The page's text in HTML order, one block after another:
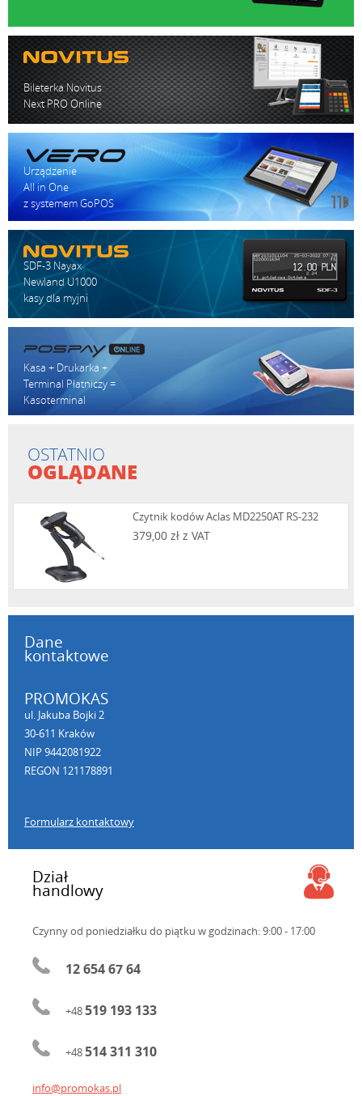
Bileterka Novitus
Next PRO Online
Urządzenie
All in One
z systemem GoPOS
SDF-3 Nayax
Newland U1000
kasy dla myjni
Kasa + Drukarka +
Terminal Płatniczy =
Kasoterminal
OSTATNIO
OGLĄDANE
Czytnik kodów Aclas MD2250AT RS-232
379,00 zł z VAT
Dane
kontaktowe
PROMOKAS
ul. Jakuba Bojki 2
30-611 Kraków
NIP 9442081922
REGON 121178891
Formularz kontaktowy
Dział
handlowy
Czynny od poniedziałku do piątku w godzinach: 9:00 - 17:00
12 654 67 64
+48519 193 133
+48514 311 310
info@promokas.pl